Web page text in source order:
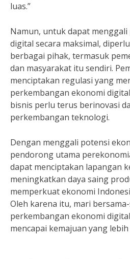
luas.”
Namun, untuk dapat
digital secara maksimal,
berbagai pihak, termasuk
dan masyarakat itu sendiri.
menciptakan regulasi yang
perkembangan ekonomi
bisnis perlu terus berinovasi
perkembangan teknologi.
Dengan menggali potensi
pendorong utama
dapat menciptakan lapangan
meningkatkan daya saing
memperkuat ekonomi
Oleh karena itu, mari
perkembangan ekonomi
mencapai kemajuan yang lebih